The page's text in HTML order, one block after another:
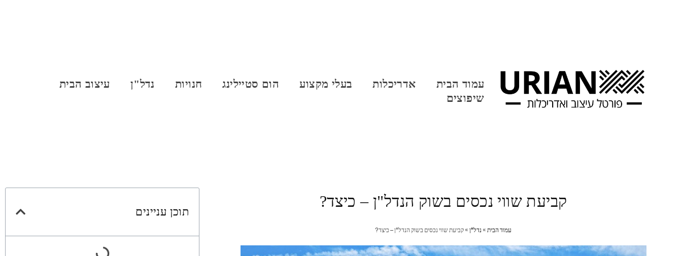
עמוד הבית אדריכלות בעלי מקצוע הום סטיילינג חנויות נדל"ן
עיצוב הבית
שיפוצים
קביעת שווי נכסים בשוק הנדל"ן – כיצד?
עמוד הבית» נדל"ן» קביעת שווי נכסים בשוק הנדל"ן – כיצד?
תוכן עניינים